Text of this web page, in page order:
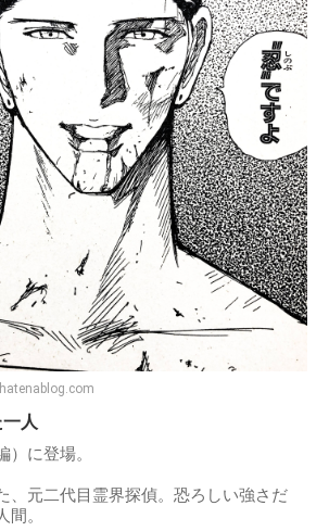
人
）に登場。
、元二代目霊界探偵。恐ろしい強さだ
。